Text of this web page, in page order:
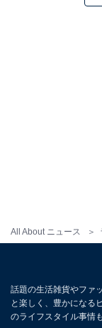
All About ニュース
話題の生活雑貨やファ
と楽しく、豊かになる
のライフスタイル事情